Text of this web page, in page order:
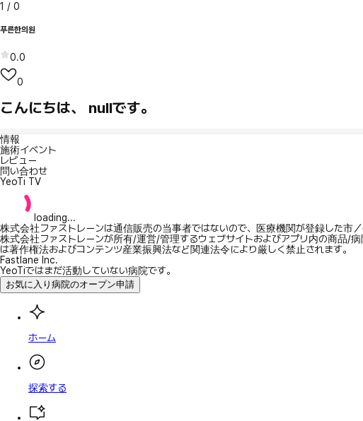
1 / 0
푸른한의원
0.0
0
こんにちは、 nullです。
情報
施術イベント
レビュー
問い合わせ
YeoTi TV
loading...
株式会社ファストレーンは通信販売の当事者ではないので、医療機関が登録した市
株式会社ファストレーンが所有/運営/管理するウェブサイトおよびアプリ内の商品/
は著作権法およびコンテンツ産業振興法など関連法令により厳しく禁止されます。
Fastlane Inc.
YeoTiではまだ活動していない病院です。
お気に入り病院のオープン申請
ホーム
探索する